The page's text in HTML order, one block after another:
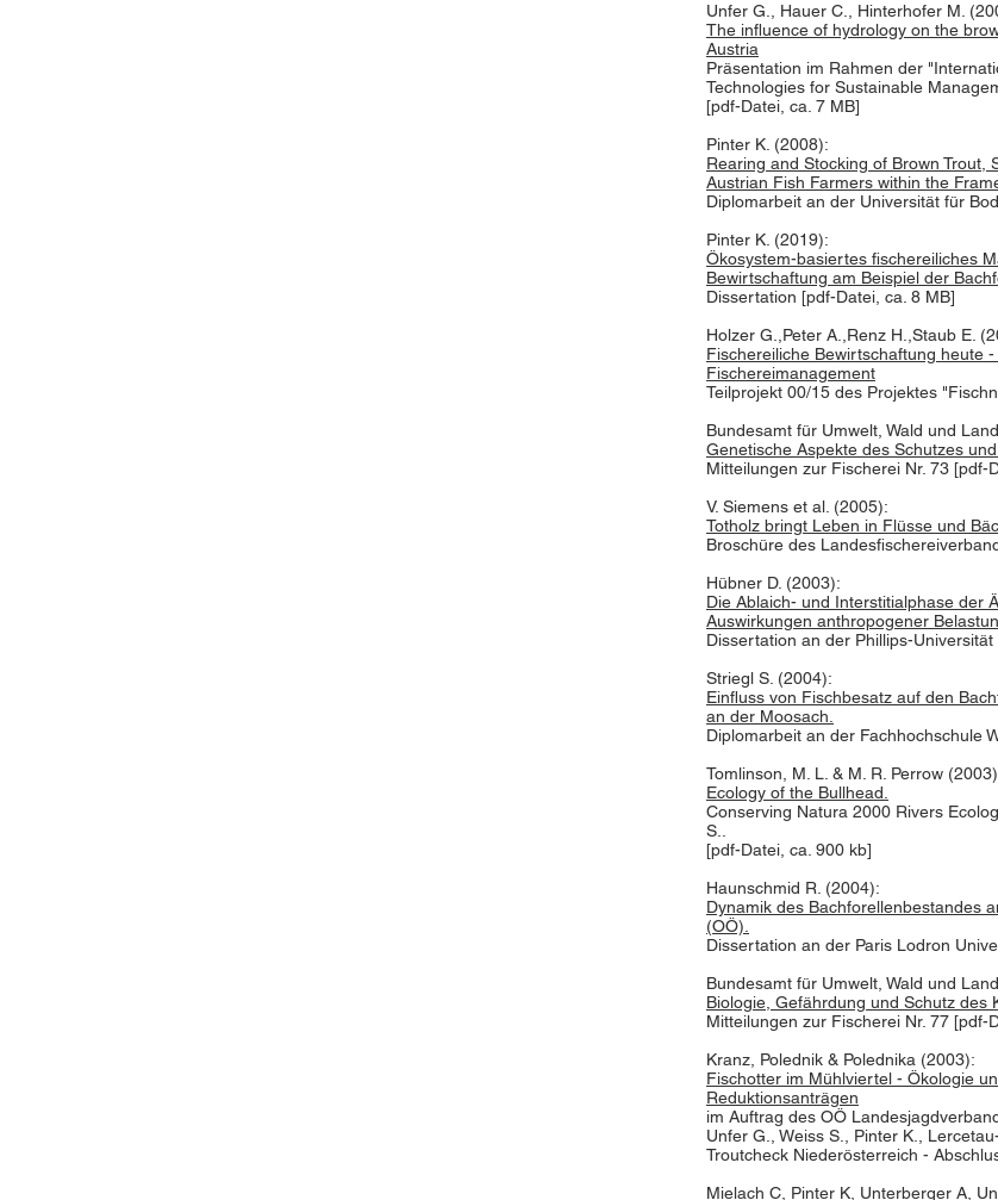
Unfer G., Hauer C., Hinterhofer M.
The influence of hydrology on the
Austria
Präsentation im Rahmen der
Technologies for Sustainable
[pdf-Datei, ca. 7 MB]
Pinter K. (2008):
Rearing and Stocking of Brown Trout,
Austrian Fish Farmers within the
Diplomarbeit an der Universität für
Pinter K. (2019):
Ökosystem-basiertes fischereiliches
Bewirtschaftung am Beispiel der
Dissertation [pdf-Datei, ca. 8 MB]
Holzer G.,Peter A.,Renz H.,Staub E.
Fischereiliche Bewirtschaftung heute
Fischereimanagement
Teilprojekt 00/15 des Projektes
Bundesamt für Umwelt, Wald und
Genetische Aspekte des Schutzes
Mitteilungen zur Fischerei Nr. 73 [pdf-
V. Siemens et al. (2005):
Totholz bringt Leben in Flüsse und
Broschüre des
Hübner D. (2003):
Die Ablaich- und Interstitialphase der
Auswirkungen anthropogener
Dissertation an der Phillips-
Striegl S. (2004):
Einfluss von Fischbesatz auf den
an der Moosach.
Diplomarbeit an der Fachhochschule
Tomlinson, M. L. & M. R. Perrow
Ecology of the Bullhead.
Conserving Natura 2000 Rivers
S..
[pdf-Datei, ca. 900 kb]
Haunschmid R. (2004):
Dynamik des Bachforellenbestandes
(OÖ).
Dissertation an der Paris Lodron
Bundesamt für Umwelt, Wald und
Biologie, Gefährdung und Schutz des
Mitteilungen zur Fischerei Nr. 77 [pdf-
Kranz, Polednik & Polednika (2003):
Fischotter im Mühlviertel - Ökologie
Reduktionsanträgen
im Auftrag des OÖ
Unfer G., Weiss S., Pinter K.,
Troutcheck Niederösterreich -
Mielach C, Pinter K, Unterberger A,